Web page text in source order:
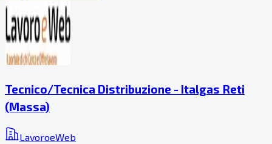
Tecnico/Tecnica Distribuzione - Italgas Reti
(Massa)
LavoroeWeb